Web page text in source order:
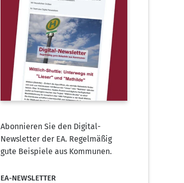
Abonnieren Sie den Digital-
Newsletter der EA. Regelmäßig
gute Beispiele aus Kommunen.
EA-NEWSLETTER